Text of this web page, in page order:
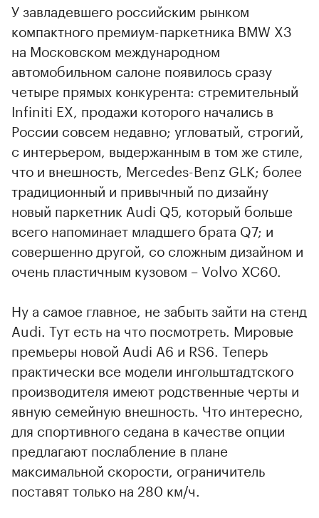
У завладевшего российским рынком
компактного премиум-паркетника BMW X3
на Московском международном
автомобильном салоне появилось сразу
четыре прямых конкурента: стремительный
Infiniti EX, продажи которого начались в
России совсем недавно; угловатый, строгий,
с интерьером, выдержанным в том же стиле,
что и внешность, Mercedes-Benz GLK; более
традиционный и привычный по дизайну
новый паркетник Audi Q5, который больше
всего напоминает младшего брата Q7; и
совершенно другой, со сложным дизайном и
очень пластичным кузовом – Volvo XC60.
Ну а самое главное, не забыть зайти на стенд
Audi. Тут есть на что посмотреть. Мировые
премьеры новой Audi A6 и RS6. Теперь
практически все модели ингольштадтского
производителя имеют родственные черты и
явную семейную внешность. Что интересно,
для спортивного седана в качестве опции
предлагают послабление в плане
максимальной скорости, ограничитель
поставят только на 280 км/ч.